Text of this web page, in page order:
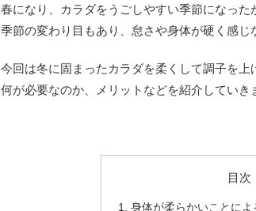
春になり、カラダをうごしやすい季節になった
季節の変わり目もあり、怠さや身体が硬く感じ
今回は冬に固まったカラダを柔くして調子を上
何が必要なのか、メリットなどを紹介していき
目次
身体が柔らかいことによ